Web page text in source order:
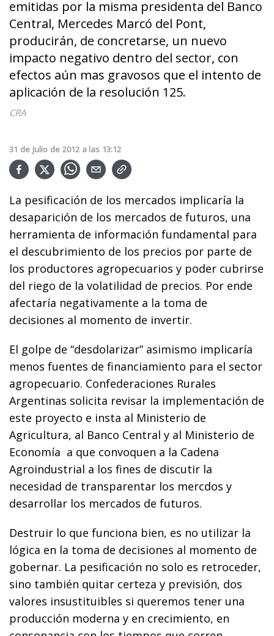
emitidas por la misma presidenta del Banco
Central, Mercedes Marcó del Pont,
producirán, de concretarse, un nuevo
impacto negativo dentro del sector, con
efectos aún mas gravosos que el intento de
aplicación de la resolución 125.
CRA
31 de Julio de 2012 a las 13:12
La pesificación de los mercados implicaría la
desaparición de los mercados de futuros, una
herramienta de información fundamental para
el descubrimiento de los precios por parte de
los productores agropecuarios y poder cubrirse
del riego de la volatilidad de precios. Por ende
afectaría negativamente a la toma de
decisiones al momento de invertir.
El golpe de “desdolarizar” asimismo implicaría
menos fuentes de financiamiento para el sector
agropecuario. Confederaciones Rurales
Argentinas solicita revisar la implementación de
este proyecto e insta al Ministerio de
Agricultura, al Banco Central y al Ministerio de
Economía a que convoquen a la Cadena
Agroindustrial a los fines de discutir la
necesidad de transparentar los mercdos y
desarrollar los mercados de futuros.
Destruir lo que funciona bien, es no utilizar la
lógica en la toma de decisiones al momento de
gobernar. La pesificación no solo es retroceder,
sino también quitar certeza y previsión, dos
valores insustituibles si queremos tener una
producción moderna y en crecimiento, en